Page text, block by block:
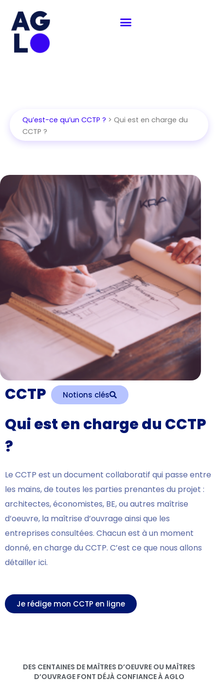
contenu
Qu’est-ce qu’un CCTP ? > Qui est en charge du
CCTP ?
CCTP Notions clés
Qui est en charge du CCTP
?
Le CCTP est un document collaboratif qui passe entre
les mains, de toutes les parties prenantes du projet :
architectes, économistes, BE, ou autres maîtrise
d’oeuvre, la maîtrise d’ouvrage ainsi que les
entreprises consultées. Chacun est à un moment
donné, en charge du CCTP. C’est ce que nous allons
détailler ici.
Je rédige mon CCTP en ligne
DES CENTAINES DE MAÎTRES D’OEUVRE OU MAÎTRES
D’OUVRAGE FONT DÉJÀ CONFIANCE À AGLO